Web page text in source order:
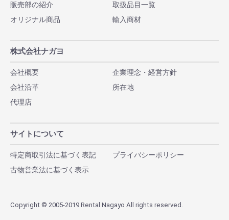
販売部の紹介
取扱品目一覧
オリジナル商品
輸入商材
株式会社ナガヨ
会社概要
企業理念・経営方針
会社沿革
所在地
代理店
サイトについて
特定商取引法に基づく表記
プライバシーポリシー
古物営業法に基づく表示
Copyright © 2005-2019 Rental Nagayo All rights reserved.